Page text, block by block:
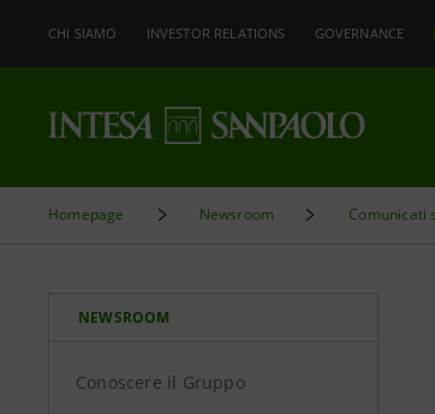
CHI SIAMO INVESTOR RELATIONS GOVERNANCE
Homepage Newsroom Comunicati
NEWSROOM
Conoscere il Gruppo